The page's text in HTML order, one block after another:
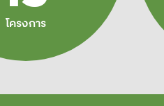
โครงการ